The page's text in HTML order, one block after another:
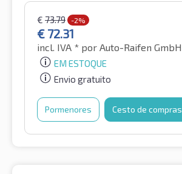
€ 73.79 -2%
€ 72.31
incl. IVA * por Auto-Raifen GmbH
EM ESTOQUE
Envio gratuito
Pormenores Cesto de compras